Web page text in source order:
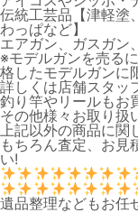
伝統工芸品【津軽塗
わっぱなど】
エアガン、ガスガン
※モデルガンを売る
格したモデルガンに
詳しくは店舗スタッ
釣り竿やリールもお
その他様々お取り扱
上記以外の商品に関
もちろん査定、お見
い!
遺品整理などもお任